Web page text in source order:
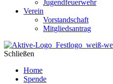
Jugendfeuerwehr
Verein
Vorstandschaft
Mitgliedsantrag
Schließen
Home
Spende